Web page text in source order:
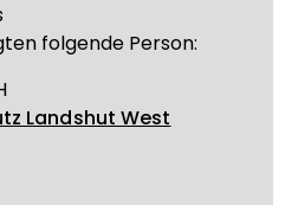
folgende Person:
Landshut West